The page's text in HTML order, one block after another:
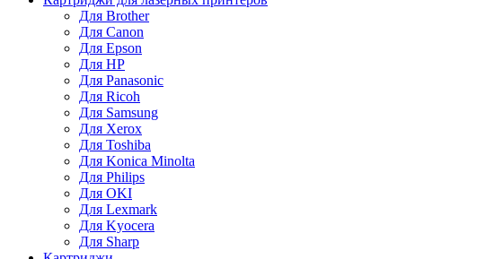
Для Brother
Для Canon
Для Epson
Для HP
Для Panasonic
Для Ricoh
Для Samsung
Для Xerox
Для Toshiba
Для Konica Minolta
Для Philips
Для OKI
Для Lexmark
Для Kyocera
Для Sharp